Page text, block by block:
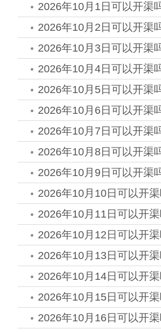
2026年10月1日可以开渠
2026年10月2日可以开渠
2026年10月3日可以开渠
2026年10月4日可以开渠
2026年10月5日可以开渠
2026年10月6日可以开渠
2026年10月7日可以开渠
2026年10月8日可以开渠
2026年10月9日可以开渠
2026年10月10日可以开渠
2026年10月11日可以开渠
2026年10月12日可以开渠
2026年10月13日可以开渠
2026年10月14日可以开渠
2026年10月15日可以开渠
2026年10月16日可以开渠